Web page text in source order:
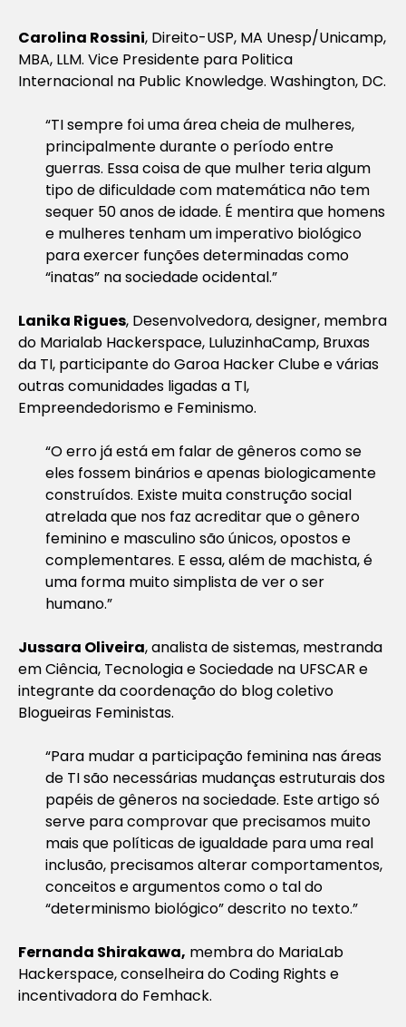
Carolina Rossini, Direito-USP, MA Unesp/Unicamp,
MBA, LLM. Vice Presidente para Politica
Internacional na Public Knowledge. Washington, DC.
“TI sempre foi uma área cheia de mulheres,
principalmente durante o período entre
guerras. Essa coisa de que mulher teria algum
tipo de dificuldade com matemática não tem
sequer 50 anos de idade. É mentira que homens
e mulheres tenham um imperativo biológico
para exercer funções determinadas como
“inatas” na sociedade ocidental.”
Lanika Rigues, Desenvolvedora, designer, membra
do Marialab Hackerspace, LuluzinhaCamp, Bruxas
da TI, participante do Garoa Hacker Clube e várias
outras comunidades ligadas a TI,
Empreendedorismo e Feminismo.
“O erro já está em falar de gêneros como se
eles fossem binários e apenas biologicamente
construídos. Existe muita construção social
atrelada que nos faz acreditar que o gênero
feminino e masculino são únicos, opostos e
complementares. E essa, além de machista, é
uma forma muito simplista de ver o ser
humano.”
Jussara Oliveira, analista de sistemas, mestranda
em Ciência, Tecnologia e Sociedade na UFSCAR e
integrante da coordenação do blog coletivo
Blogueiras Feministas.
“Para mudar a participação feminina nas áreas
de TI são necessárias mudanças estruturais dos
papéis de gêneros na sociedade. Este artigo só
serve para comprovar que precisamos muito
mais que políticas de igualdade para uma real
inclusão, precisamos alterar comportamentos,
conceitos e argumentos como o tal do
“determinismo biológico” descrito no texto.”
Fernanda Shirakawa, membra do MariaLab
Hackerspace, conselheira do Coding Rights e
incentivadora do Femhack.